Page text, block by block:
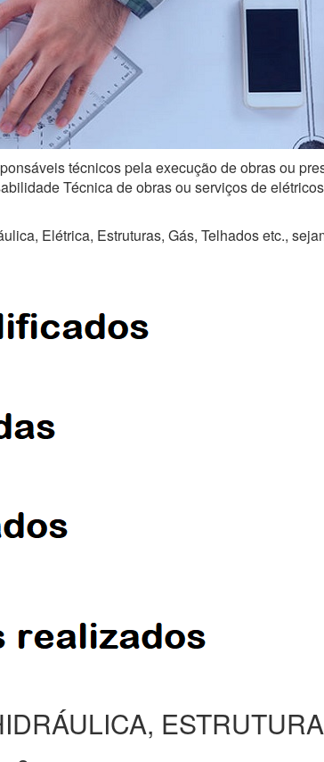
técnicos pela execução de obras ou
Técnica de obras ou serviços de
Elétrica, Estruturas, Gás, Telhados etc.,